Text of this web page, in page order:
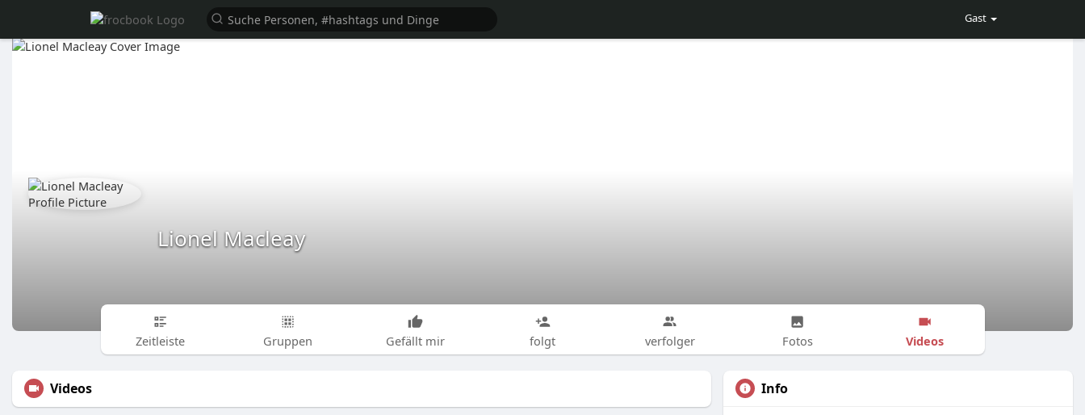
Gast
Lionel Macleay
Zeitleiste Gruppen Gefällt mir folgt verfolger Fotos Videos
Videos Info